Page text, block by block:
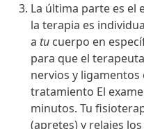
La última parte es el
la terapia es
a tu cuerpo en
para que el
nervios y
tratamiento El
minutos. Tu
(apretes) y relajes